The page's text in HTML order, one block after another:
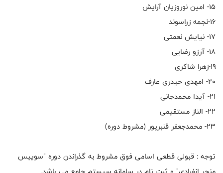
۱۵- امین نوروزیان آرایش
۱۶-نجمه زراسوند
۱۷- نیایش نعمتی
۱۸- آرزو رضایی
۱۹-زهرا شاکری
۲۰- امهدی حیدری عارف
۲۱- آیدا محمدجانی
۲۲- الناز مستقیمی
۲۳- محمدجعفر قنبرپور (مشروط دوره)
توجه : قبولی قطعی اسامی فوق مشروط به گذراندن دوره "سوییس